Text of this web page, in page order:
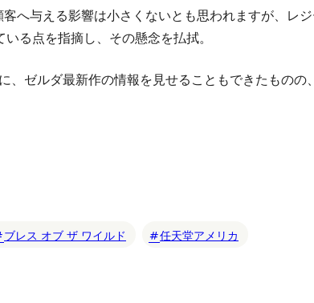
へ与える影響は小さくないとも思われますが、レ
る点を指摘し、その懸念を払拭。
、ゼルダ最新作の情報を見せることもできたもの
ブレス オブ ザ ワイルド 任天堂アメリカ